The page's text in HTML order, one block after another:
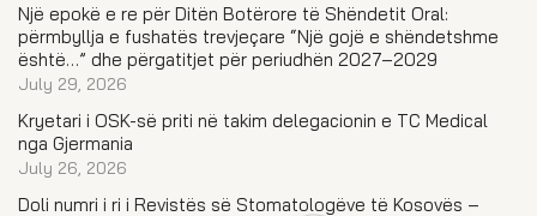
Një epokë e re për Ditën Botërore të Shëndetit Oral:
përmbyllja e fushatës trevjeçare “Një gojë e shëndetshme
është…” dhe përgatitjet për periudhën 2027–2029
July 29, 2026
Kryetari i OSK-së priti në takim delegacionin e TC Medical
nga Gjermania
July 26, 2026
Doli numri i ri i Revistës së Stomatologëve të Kosovës –